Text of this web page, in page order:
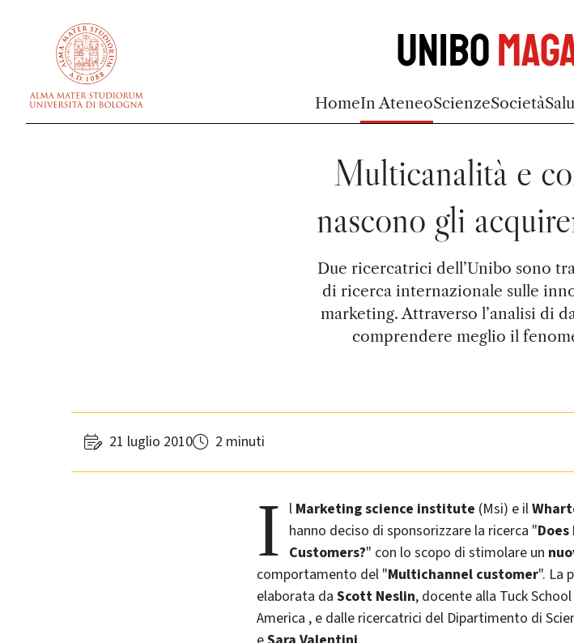
Unibo
HomeIn AteneoScienzeSocietà
Multicanalità e
nascono gli
Due ricercatrici dell’Unibo sono
di ricerca internazionale sulle
marketing. Attraverso l’analisi di
comprendere meglio il
21 luglio 2010 2 minuti
I l Marketing science institute (Msi) e il
hanno deciso di sponsorizzare la ricerca "
Customers?" con lo scopo di stimolare un
comportamento del "Multichannel customer". La
elaborata da Scott Neslin, docente alla Tuck
America , e dalle ricercatrici del Dipartimento di